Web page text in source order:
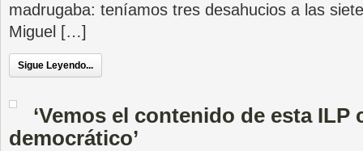
madrugaba: teníamos tres desahucios a las
Miguel […]
Sigue Leyendo...
‘Vemos el contenido de esta
democrático’